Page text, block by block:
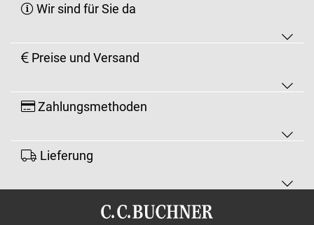
Wir sind für Sie da
Preise und Versand
Zahlungsmethoden
Lieferung